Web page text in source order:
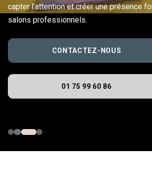
capter l’attention et créer une présence
salons professionnels.
CONTACTEZ-NOUS
01 75 99 60 86